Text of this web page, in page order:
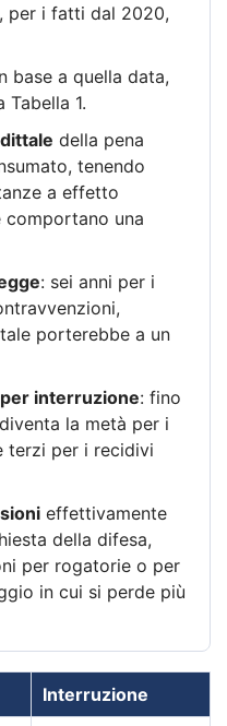
per i fatti dal 2020,
base a quella data,
Tabella 1.
della pena
tenendo
a effetto
comportano una
: sei anni per i
porterebbe a un
interruzione: fino
la metà per i
terzi per i recidivi
effettivamente
della difesa,
per rogatorie o per
in cui si perde più
Interruzione